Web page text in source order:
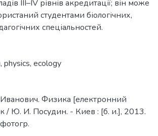
ІІІ–ІV рівнів акредитації; він може
студентами біологічних,
спеціальностей.
, physics, ecology
Физика [електронний
/ Ю. И. Посудин. - Киев : [б. и.], 2013.